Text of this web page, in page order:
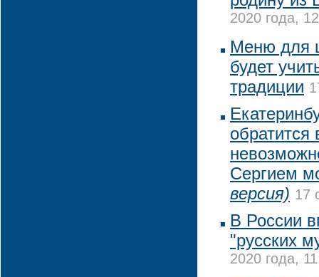
2020 года,
Меню для
будет
традиции
обратится
Сергием
версия) 17
В России
"русских
2020 года,